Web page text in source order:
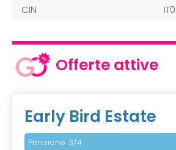
CIN
Offerte attive
Early Bird Estate
Pensione 3/4